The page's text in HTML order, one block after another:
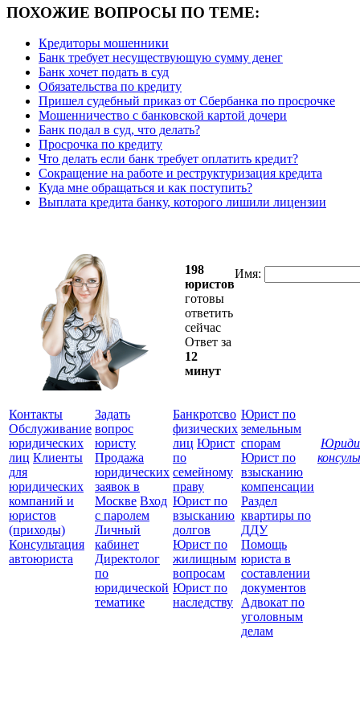
ПОХОЖИЕ ВОПРОСЫ ПО ТЕМЕ:
Кредиторы мошенники
Банк требует несуществующую сумму денег
Банк хочет подать в суд
Обязательства по кредиту
Пришел судебный приказ от Сбербанка по просрочке
Мошенничество с банковской картой дочери
Банк подал в суд, что делать?
Просрочка по кредиту
Что делать если банк требует оплатить кредит?
Сокращение на работе и реструктуризация кредита
Куда мне обращаться и как поступить?
Выплата кредита банку, которого лишили лицензии
198
юристов
готовы
ответить
сейчас
Ответ за
12
минут
Имя:
Контакты
Обслуживание
юридических
лиц Клиенты
для
юридических
компаний и
юристов
(приходы)
Консультация
автоюриста
Задать
вопрос
юристу
Продажа
юридических
заявок в
Москве Вход
с паролем
Личный
кабинет
Директолог
по
юридической
тематике
Банкротсво
физических
лиц Юрист
по
семейному
праву
Юрист по
взысканию
долгов
Юрист по
жилищным
вопросам
Юрист по
наследству
Юрист по
земельным
спорам
Юрист по
взысканию
компенсации
Раздел
квартиры по
ДДУ
Помощь
юриста в
составлении
документов
Адвокат по
уголовным
делам